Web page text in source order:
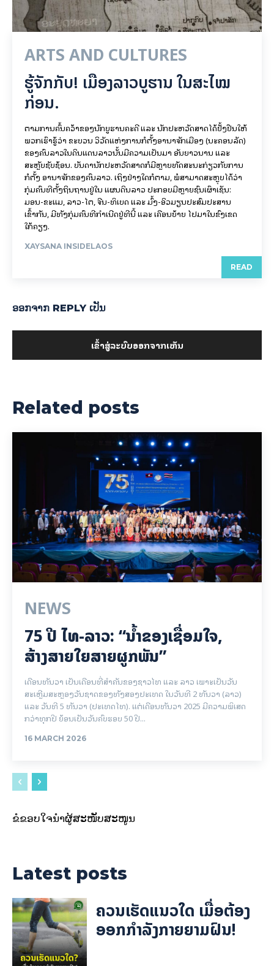
ARTS AND CULTURES
ຮູ້ຈັກກັບ! ເມືອງລາວບູຮານ ໃນສະໄໝ
ກ່ອນ.
ຕາມການຄົ້ນຄວ້າຂອງນັກບູຮານຄະດີ ແລະ ນັກປະຫວັດສາດໄດ້ຢັ້ງຢືນໃຫ້
ພວກເຮົາຮູ້ວ່າ ຂະບວນ ວິວັດແຫ່ງການກໍ່ຕັ້ງອານາຈັກເມືອງ (ນະຄອນລັດ)
ຂອງຄົນລາວໃນດິນແດນລາວນັ້ນມີຄວາມເປັນມາ ອັນຍາວນານ ແລະ
ສະຫຼັບຊັບຊ້ອນ. ບັນດານັກປະຫວັດສາດກໍມີຫຼາຍທັດສະນະກ່ຽວກັບການ
ກໍ່ຕັ້ງ ອານາຈັກຂອງຄົນລາວ. ເຖິງຢ່າງໃດກໍຕາມ, ພໍສາມາດສະຫຼຸບໄດ້ວ່າ
ກຸ່ມຄົນທີ່ຕັ້ງຖິ່ນຖານຢູ່ໃນ ແຜນດິນລາວ ປະກອບມີຫຼາຍຊົນເຜົ່າເຊັ່ນ:
ມອນ-ຂະແມ, ລາວ-ໄຕ, ຈີນ-ທິເບດ ແລະ ມົ້ງ-ອິວມຽນປະສົມປະສານ
ເຂົ້າກັນ, ມີທັງກຸ່ມຄົນທີ່ກຳເນີດຢູ່ທີ່ນີ້ ແລະ ເຄື່ອນຍ້າຍ ໄປມາໃນຂົງເຂດ
ໃກ້ຄຽງ.
XAYSANA INSIDELAOS
READ
ອອກ​ຈາກ REPLY ເປັນ
ເຂົ້າ​ສູ່​ລະ​ບົບ​ອອກ​ຈາກ​ເຫັນ
Related posts
NEWS
75 ປີ ​ໄທ-ລາວ: “​ນ້ຳ​ຂອງ​ເຊື່ອມ​​ໃຈ,
ສ້າງສາຍໃຍ​ສາຍຜູກພັນ”
ເດືອນທັນວາ ເປັນເດືອນທີ່ສຳຄັນຂອງຊາວໄທ ແລະ ລາວ ເພາະເປັນວັນ
ສະເຫຼີມສະຫຼອງວັນຊາດຂອງທັງສອງປະເທດ ໃນວັນທີ 2 ທັນວາ (ລາວ)
ແລະ ວັນທີ 5 ທັນວາ (ປະເທດໄທ). ແຕ່ເດືອນທັນວາ 2025 ມີຄວາມພິເສດ
ກວ່າທຸກປີ ຍ້ອນເປັນວັນຄົບຮອບ 50 ປີ...
16 MARCH 2026
ຂໍຂອບໃຈນຳຜູ້ສະໜັບສະໜູນ
Latest posts
ຄວນເຮັດແນວໃດ ເມື່ອຕ້ອງ
ອອກກຳລັງກາຍຍາມຝົນ!